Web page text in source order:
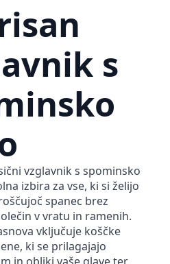
s
vzglavnik s spominsko
izbira za vse, ki si želijo
spanec brez
v vratu in ramenih.
vključuje koščke
ki se prilagajajo